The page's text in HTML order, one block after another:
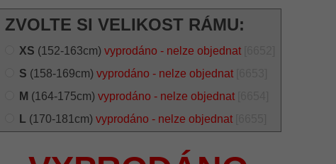
ZVOLTE SI VELIKOST RÁMU:
XS (152-163cm) vyprodáno - nelze objednat
S (158-169cm) vyprodáno - nelze objednat
M (164-175cm) vyprodáno - nelze objednat
L (170-181cm) vyprodáno - nelze objednat